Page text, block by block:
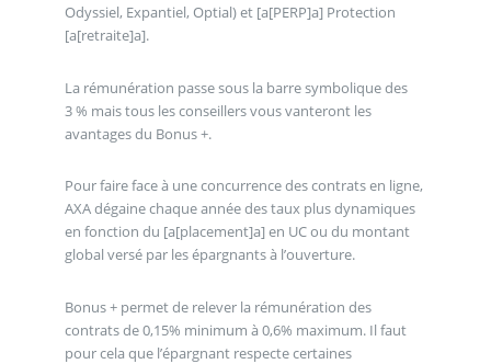
Odyssiel, Expantiel, Optial) et [a[PERP]a] Protection
[a[retraite]a].
La rémunération passe sous la barre symbolique des
3 % mais tous les conseillers vous vanteront les
avantages du Bonus +.
Pour faire face à une concurrence des contrats en ligne,
AXA dégaine chaque année des taux plus dynamiques
en fonction du [a[placement]a] en UC ou du montant
global versé par les épargnants à l’ouverture.
Bonus + permet de relever la rémunération des
contrats de 0,15% minimum à 0,6% maximum. Il faut
pour cela que l’épargnant respecte certaines